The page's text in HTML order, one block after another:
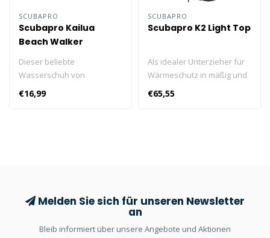
SCUBAPRO
Scubapro Kailua
Beach Walker
Dieser beliebte
Wasserschuh von
SCUBAPRO besticht mit
neuen Look und frischem
€16,99
SCUBAPRO
Scubapro K2 Light Top
Als idealer Unterzieher für
Wärmeschutz in mäßig und
warm temperierten
Gewässern hält dich der K2
€65,55
Melden Sie sich für unseren Newsletter
an
Bleib informiert über unsere Angebote und Aktionen